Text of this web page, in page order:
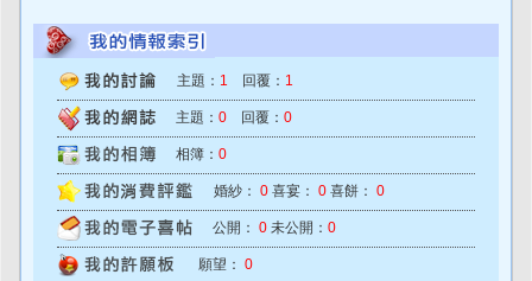
主題： 1 回覆： 1
主題： 0 回覆： 0
相簿： 0
婚紗： 0 喜宴： 0 喜餅： 0
公開： 0 未公開： 0
願望： 0